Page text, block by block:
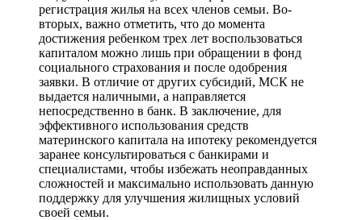
регистрация жилья на всех членов семьи. Во-
вторых, важно отметить, что до момента
достижения ребенком трех лет воспользоваться
капиталом можно лишь при обращении в фонд
социального страхования и после одобрения
заявки. В отличие от других субсидий, МСК не
выдается наличными, а направляется
непосредственно в банк. В заключение, для
эффективного использования средств
материнского капитала на ипотеку рекомендуется
заранее консультироваться с банкирами и
специалистами, чтобы избежать неоправданных
сложностей и максимально использовать данную
поддержку для улучшения жилищных условий
своей семьи.